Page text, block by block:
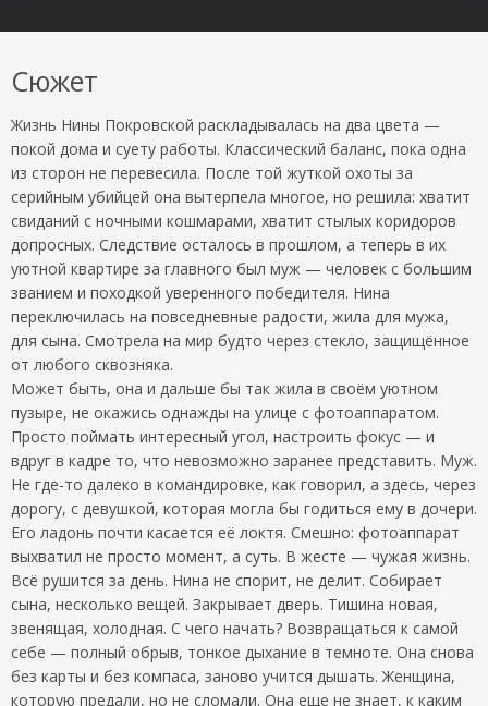
Сюжет
Жизнь Нины Покровской раскладывалась на два цвета —
покой дома и суету работы. Классический баланс, пока одна
из сторон не перевесила. После той жуткой охоты за
серийным убийцей она вытерпела многое, но решила: хватит
свиданий с ночными кошмарами, хватит стылых коридоров
допросных. Следствие осталось в прошлом, а теперь в их
уютной квартире за главного был муж — человек с большим
званием и походкой уверенного победителя. Нина
переключилась на повседневные радости, жила для мужа,
для сына. Смотрела на мир будто через стекло, защищённое
от любого сквозняка.
Может быть, она и дальше бы так жила в своём уютном
пузыре, не окажись однажды на улице с фотоаппаратом.
Просто поймать интересный угол, настроить фокус — и
вдруг в кадре то, что невозможно заранее представить. Муж.
Не где-то далеко в командировке, как говорил, а здесь, через
дорогу, с девушкой, которая могла бы годиться ему в дочери.
Его ладонь почти касается её локтя. Смешно: фотоаппарат
выхватил не просто момент, а суть. В жесте — чужая жизнь.
Всё рушится за день. Нина не спорит, не делит. Собирает
сына, несколько вещей. Закрывает дверь. Тишина новая,
звенящая, холодная. С чего начать? Возвращаться к самой
себе — полный обрыв, тонкое дыхание в темноте. Она снова
без карты и без компаса, заново учится дышать. Женщина,
которую предали, но не сломали. Она еще не знает, к каким